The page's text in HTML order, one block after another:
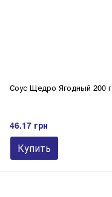
Соус Щедро Ягодный 200 г
46.17 грн
Купить